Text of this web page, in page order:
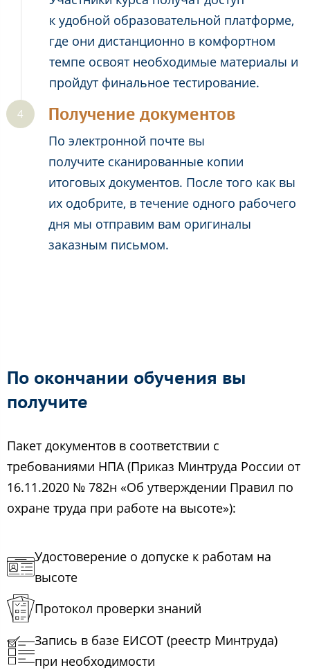
к удобной образовательной платформе,
где они дистанционно в комфортном
темпе освоят необходимые материалы и
пройдут финальное тестирование.
Получение документов
По электронной почте вы
получите сканированные копии
итоговых документов. После того как вы
их одобрите, в течение одного рабочего
дня мы отправим вам оригиналы
заказным письмом.
По окончании обучения вы
получите
Пакет документов в соответствии с
требованиями НПА (Приказ Минтруда России от
16.11.2020 № 782н «Об утверждении Правил по
охране труда при работе на высоте»):
Удостоверение о допуске к работам на
высоте
Протокол проверки знаний
Запись в базе ЕИСОТ (реестр Минтруда)
при необходимости